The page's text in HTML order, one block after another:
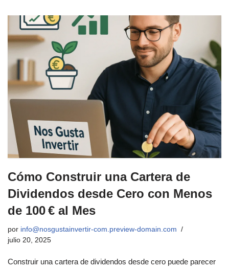
Cómo Construir una Cartera de
Dividendos desde Cero con Menos
de 100 € al Mes
por info@nosgustainvertir-com.preview-domain.com
julio 20, 2025
Construir una cartera de dividendos desde cero puede parecer